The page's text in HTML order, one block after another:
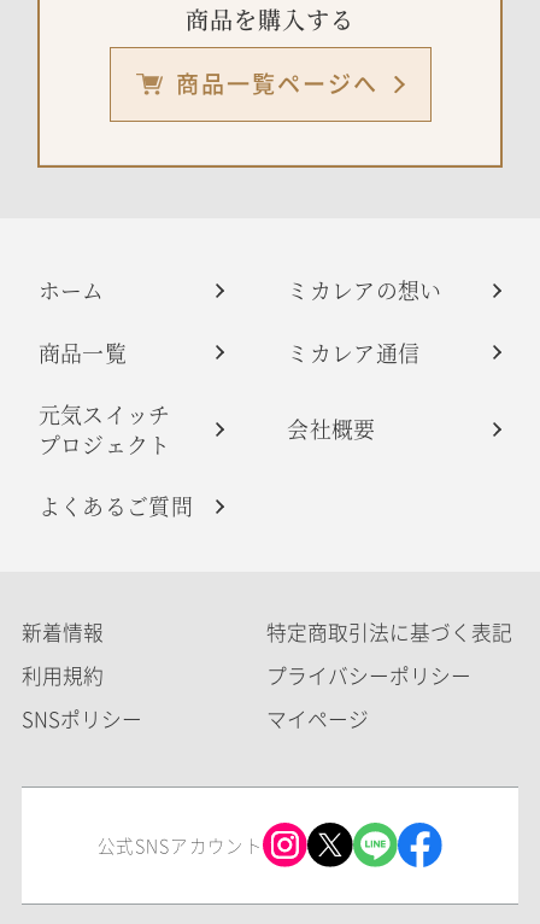
商品を購入する
商品一覧ページへ
ホーム
ミカレアの想い
商品一覧
ミカレア通信
元気スイッチ
プロジェクト
会社概要
よくあるご質問
新着情報
特定商取引法に基づく表記
利用規約
プライバシーポリシー
SNSポリシー
マイページ
公式SNSアカウント